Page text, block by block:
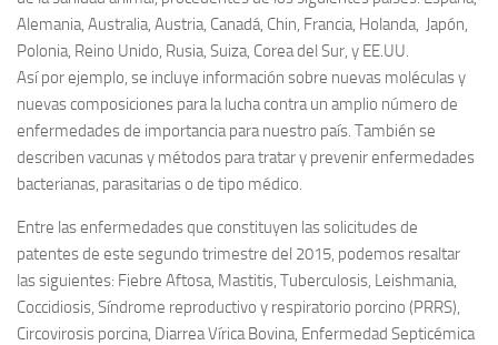
Alemania, Australia, Austria, Canadá, Chin, Francia, Holanda, Japón,
Polonia, Reino Unido, Rusia, Suiza, Corea del Sur, y EE.UU.
Así por ejemplo, se incluye información sobre nuevas moléculas y
nuevas composiciones para la lucha contra un amplio número de
enfermedades de importancia para nuestro país. También se
describen vacunas y métodos para tratar y prevenir enfermedades
bacterianas, parasitarias o de tipo médico.
Entre las enfermedades que constituyen las solicitudes de
patentes de este segundo trimestre del 2015, podemos resaltar
las siguientes: Fiebre Aftosa, Mastitis, Tuberculosis, Leishmania,
Coccidiosis, Síndrome reproductivo y respiratorio porcino (PRRS),
Circovirosis porcina, Diarrea Vírica Bovina, Enfermedad Septicémica